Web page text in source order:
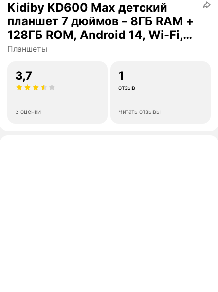
Kidiby KD600 Max детский
планшет 7 дюймов – 8ГБ RAM +
128ГБ ROM, Android 14, Wi-Fi,
YouTube, игры и обучение
Планшеты
3,7
3 оценки
1
отзыв
Читать отзывы